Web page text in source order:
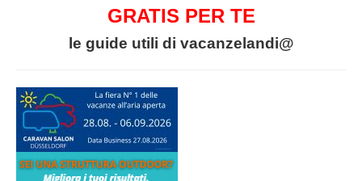
GRATIS PER TE
le guide utili di vacanzelandi@